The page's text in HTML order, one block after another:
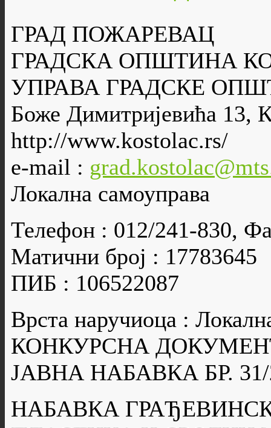
ГРАД ПОЖАРЕВАЦ
ГРАДСКА ОПШТИНА
УПРАВА ГРАДСКЕ
Боже Димитријевића 13,
http://www.kostolac.rs/
e-mail :
Локална самоуправа
Телефон : 012/241-830,
Матични број : 17783645
ПИБ : 106522087
Врста наручиоца :
КОНКУРСНА
ЈАВНА НАБАВКА БР. 31/
НАБАВКА